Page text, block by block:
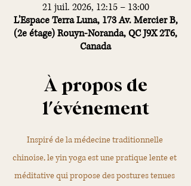
21 juil. 2026, 12:15 – 13:00
L'Espace Terra Luna, 173 Av. Mercier B,
(2e étage) Rouyn-Noranda, QC J9X 2T6,
Canada
À propos de
l'événement
Inspiré de la médecine traditionnelle
chinoise, le yin yoga est une pratique lente et
méditative qui propose des postures tenues